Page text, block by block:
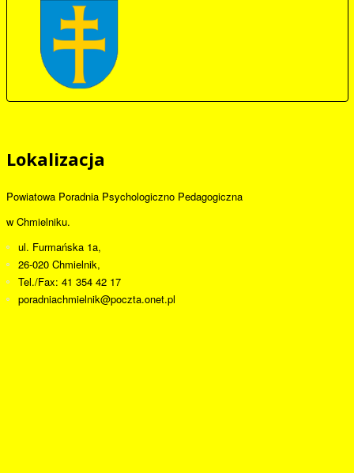
Lokalizacja
Powiatowa Poradnia Psychologiczno Pedagogiczna
w Chmielniku.
ul. Furmańska 1a,
26-020 Chmielnik,
Tel./Fax: 41 354 42 17
poradniachmielnik@poczta.onet.pl